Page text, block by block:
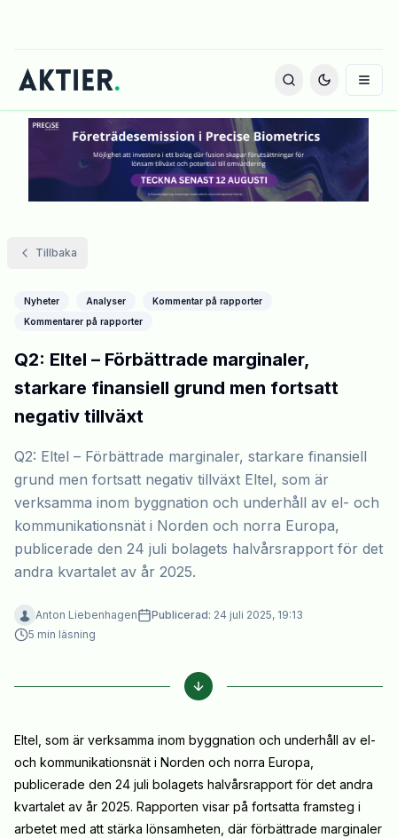
Tillbaka
Nyheter Analyser
Kommentar på rapporter
Kommentarer på rapporter
Q2: Eltel – Förbättrade marginaler,
starkare finansiell grund men fortsatt
negativ tillväxt
Q2: Eltel – Förbättrade marginaler, starkare finansiell
grund men fortsatt negativ tillväxt Eltel, som är
verksamma inom byggnation och underhåll av el- och
kommunikationsnät i Norden och norra Europa,
publicerade den 24 juli bolagets halvårsrapport för det
andra kvartalet av år 2025.
Anton Liebenhagen Publicerad: 24 juli 2025, 19:13
5 min läsning
Eltel, som är verksamma inom byggnation och underhåll av el-
och kommunikationsnät i Norden och norra Europa,
publicerade den 24 juli bolagets halvårsrapport för det andra
kvartalet av år 2025. Rapporten visar på fortsatta framsteg i
arbetet med att stärka lönsamheten, där förbättrade marginaler